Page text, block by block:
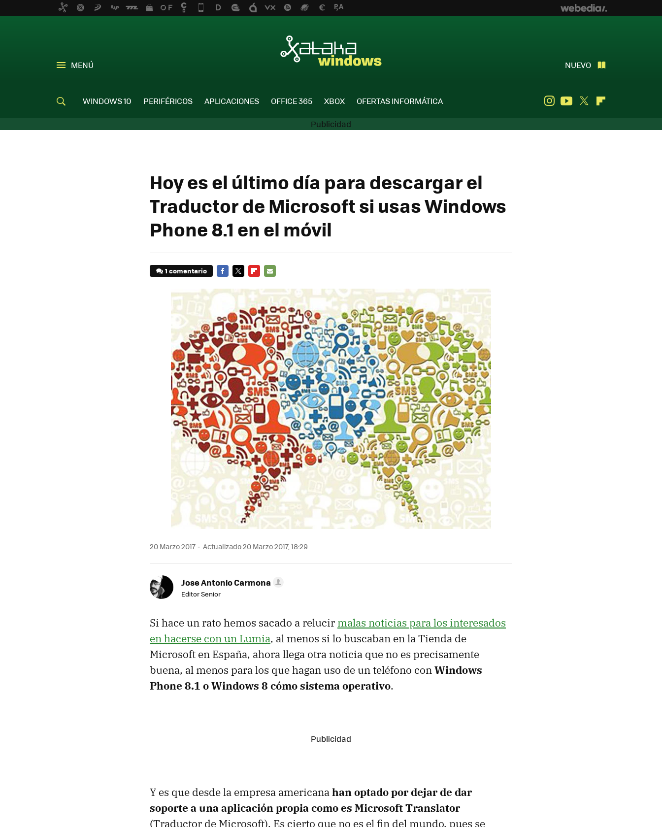
MENÚ NUEVO
WINDOWS 10 PERIFÉRICOS APLICACIONES OFFICE 365 XBOX OFERTAS INFORMÁTICA InstagramYoutube
Twitter
Hoy es el último día para descargar el
Traductor de Microsoft si usas Windows
Phone 8.1 en el móvil
1 comentario
MAIL
20 Marzo 2017 Actualizado 20 Marzo 2017, 18:29
Jose Antonio Carmona
Editor Senior
Si hace un rato hemos sacado a relucir malas noticias para los interesados
en hacerse con un Lumia, al menos si lo buscaban en la Tienda de
Microsoft en España, ahora llega otra noticia que no es precisamente
buena, al menos para los que hagan uso de un teléfono conWindows
Phone 8.1 o Windows 8 cómo sistema operativo.
Y es que desde la empresa americanahan optado por dejar de dar
soporte a una aplicación propia como es Microsoft Translator
(Traductor de Microsoft). Es cierto que no es el fin del mundo, pues se